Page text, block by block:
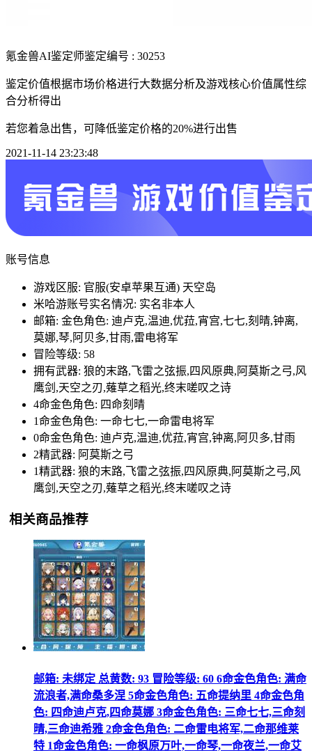
氪金兽AI鉴定师鉴定编号 : 30253
鉴定价值根据市场价格进行大数据分析及游戏核心价值属性综
合分析得出
若您着急出售，可降低鉴定价格的20%进行出售
2021-11-14 23:23:48
账号信息
游戏区服: 官服(安卓苹果互通) 天空岛
米哈游账号实名情况: 实名非本人
邮箱: 金色角色: 迪卢克,温迪,优菈,宵宫,七七,刻晴,钟离,
莫娜,琴,阿贝多,甘雨,雷电将军
冒险等级: 58
拥有武器: 狼的末路,飞雷之弦振,四风原典,阿莫斯之弓,风
鹰剑,天空之刃,薙草之稻光,终末嗟叹之诗
4命金色角色: 四命刻晴
1命金色角色: 一命七七,一命雷电将军
0命金色角色: 迪卢克,温迪,优菈,宵宫,钟离,阿贝多,甘雨
2精武器: 阿莫斯之弓
1精武器: 狼的末路,飞雷之弦振,四风原典,阿莫斯之弓,风
鹰剑,天空之刃,薙草之稻光,终末嗟叹之诗
相关商品推荐
邮箱: 未绑定 总黄数: 93 冒险等级: 60 6命金色角色: 满命
流浪者,满命桑多涅 5命金色角色: 五命提纳里 4命金色角
色: 四命迪卢克,四命莫娜 3命金色角色: 三命七七,三命刻
晴,三命迪希雅 2命金色角色: 二命雷电将军,二命那维莱
特 1命金色角色: 一命枫原万叶,一命琴,一命夜兰,一命艾